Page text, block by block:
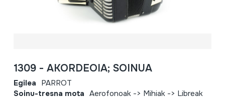
1309 - AKORDEOIA; SOINUA
Egilea PARROT
Soinu-tresna mota Aerofonoak -> Mihiak -> Libreak